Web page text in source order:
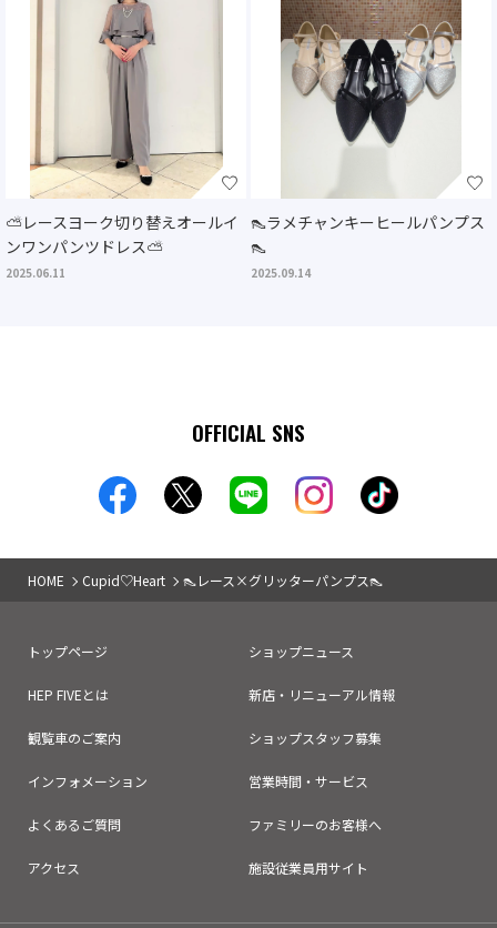
⛅レースヨーク切り替えオールイ
ンワンパンツドレス⛅
2025.06.11
👠ラメチャンキーヒールパンプス
👠
2025.09.14
OFFICIAL SNS
HOME Cupid♡Heart 👠レース×グリッターパンプス👠
トップページ ショップニュース
HEP FIVEとは 新店・リニューアル情報
観覧車のご案内 ショップスタッフ募集
インフォメーション 営業時間・サービス
よくあるご質問 ファミリーのお客様へ
アクセス 施設従業員用サイト